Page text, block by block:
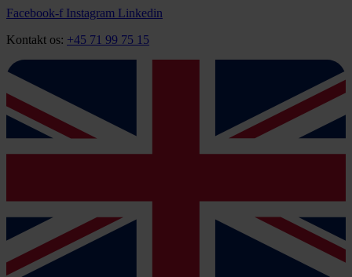
Videre
indhold
Facebook-f Instagram Linkedin
Kontakt os: +45 71 99 75 15